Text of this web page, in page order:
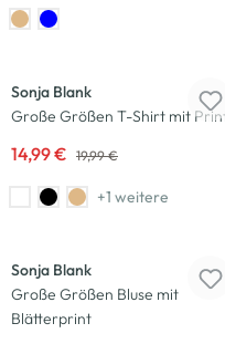
Sonja Blank
Große Größen T-Shirt mit
14,99 € 19,99 €
+1 weitere
Sonja Blank
Große Größen Bluse mit
Blätterprint